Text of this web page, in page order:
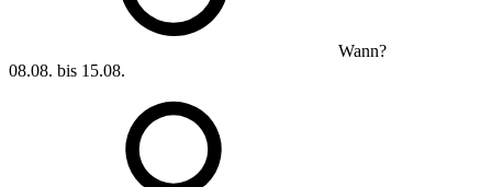
Wann?
08.08. bis 15.08.